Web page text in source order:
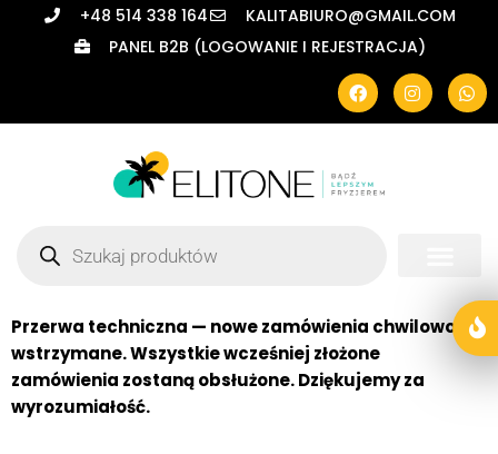
+48 514 338 164
KALITABIURO@GMAIL.COM
PANEL B2B (LOGOWANIE I REJESTRACJA)
Przerwa techniczna — nowe zamówienia chwilowo
wstrzymane. Wszystkie wcześniej złożone
zamówienia zostaną obsłużone. Dziękujemy za
wyrozumiałość.